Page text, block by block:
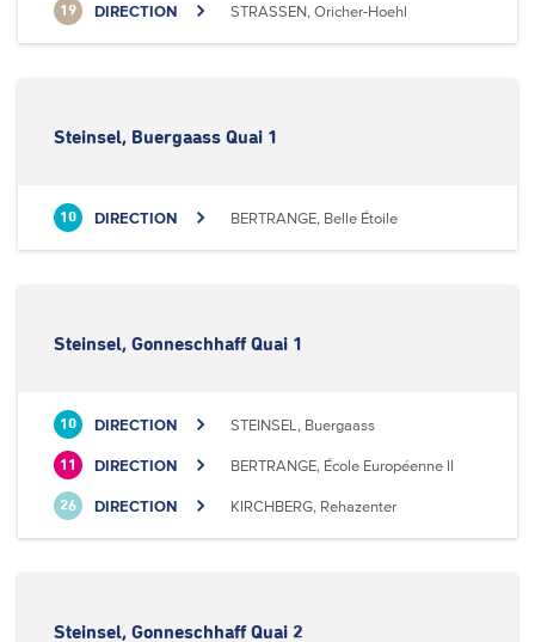
19 DIRECTION STRASSEN, Oricher-Hoehl
Steinsel, Buergaass Quai 1
10 DIRECTION BERTRANGE, Belle Étoile
Steinsel, Gonneschhaff Quai 1
10 DIRECTION STEINSEL, Buergaass
11 DIRECTION BERTRANGE, École Européenne II
26 DIRECTION KIRCHBERG, Rehazenter
Steinsel, Gonneschhaff Quai 2